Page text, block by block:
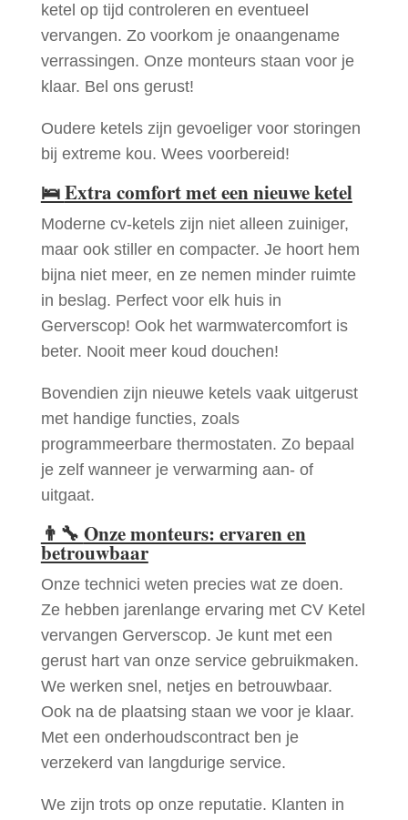
ketel op tijd controleren en eventueel
vervangen. Zo voorkom je onaangename
verrassingen. Onze monteurs staan voor je
klaar. Bel ons gerust!
Oudere ketels zijn gevoeliger voor storingen
bij extreme kou. Wees voorbereid!
🛌Extra comfort met een nieuwe ketel
Moderne cv-ketels zijn niet alleen zuiniger,
maar ook stiller en compacter. Je hoort hem
bijna niet meer, en ze nemen minder ruimte
in beslag. Perfect voor elk huis in
Gerverscop! Ook het warmwatercomfort is
beter. Nooit meer koud douchen!
Bovendien zijn nieuwe ketels vaak uitgerust
met handige functies, zoals
programmeerbare thermostaten. Zo bepaal
je zelf wanneer je verwarming aan- of
uitgaat.
👨‍🔧 Onze monteurs: ervaren en
betrouwbaar
Onze technici weten precies wat ze doen.
Ze hebben jarenlange ervaring met CV Ketel
vervangen Gerverscop. Je kunt met een
gerust hart van onze service gebruikmaken.
We werken snel, netjes en betrouwbaar.
Ook na de plaatsing staan we voor je klaar.
Met een onderhoudscontract ben je
verzekerd van langdurige service.
We zijn trots op onze reputatie. Klanten in